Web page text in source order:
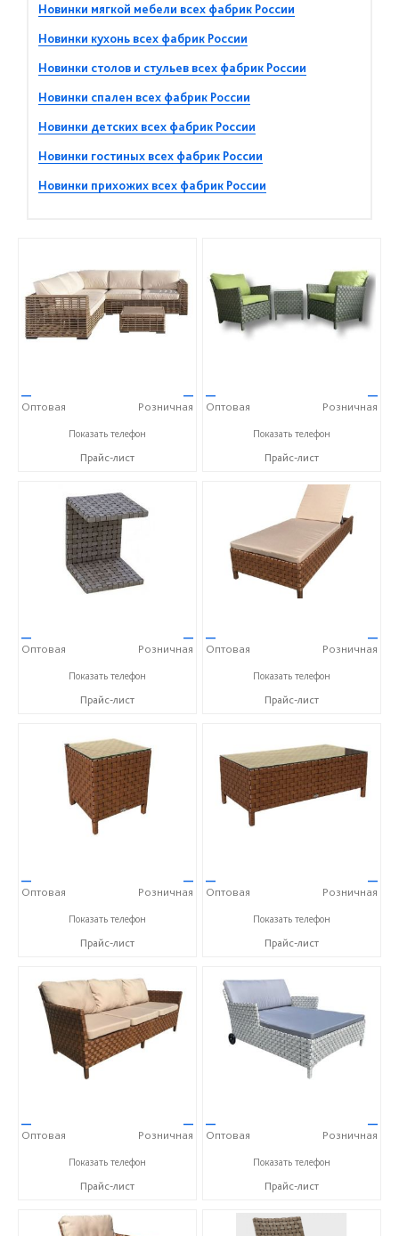
Новинки мягкой мебели всех фабрик России
Новинки кухонь всех фабрик России
Новинки столов и стульев всех фабрик России
Новинки спален всех фабрик России
Новинки детских всех фабрик России
Новинки гостиных всех фабрик России
Новинки прихожих всех фабрик России
—
Оптовая
—
Розничная
+7 (917) 600-15-16
Показать телефон
Прайс-лист
—
Оптовая
—
Розничная
+7 (917) 600-15-16
Показать телефон
Прайс-лист
—
Оптовая
—
Розничная
+7 (917) 600-15-16
Показать телефон
Прайс-лист
—
Оптовая
—
Розничная
+7 (917) 600-15-16
Показать телефон
Прайс-лист
—
Оптовая
—
Розничная
+7 (917) 600-15-16
Показать телефон
Прайс-лист
—
Оптовая
—
Розничная
+7 (917) 600-15-16
Показать телефон
Прайс-лист
—
Оптовая
—
Розничная
+7 (917) 600-15-16
Показать телефон
Прайс-лист
—
Оптовая
—
Розничная
+7 (917) 600-15-16
Показать телефон
Прайс-лист